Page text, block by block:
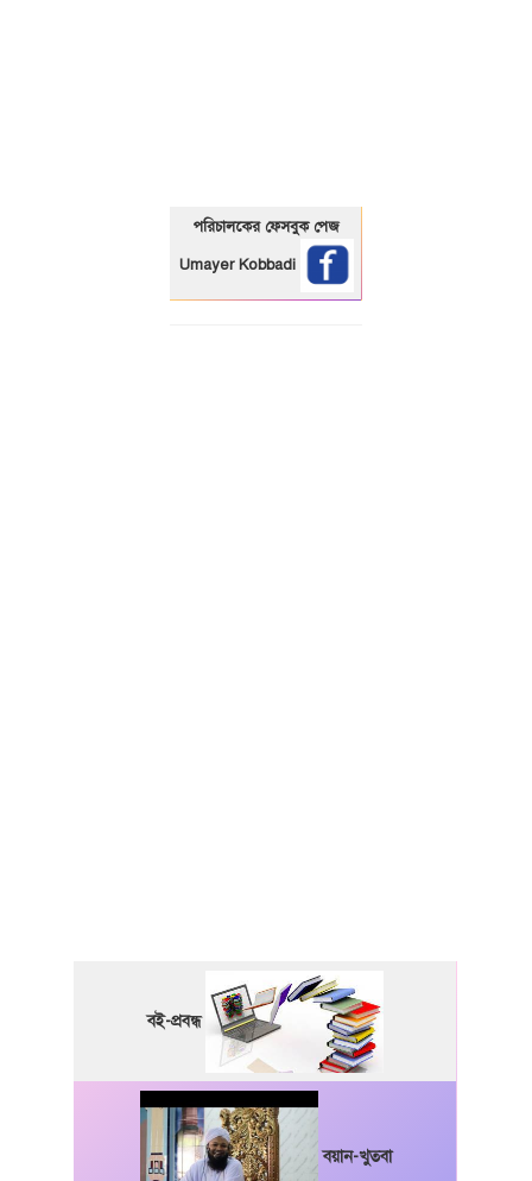
পরিচালকের ফেসবুক পেজ
Umayer Kobbadi
বই-প্রবন্ধ
বয়ান-খুতবা